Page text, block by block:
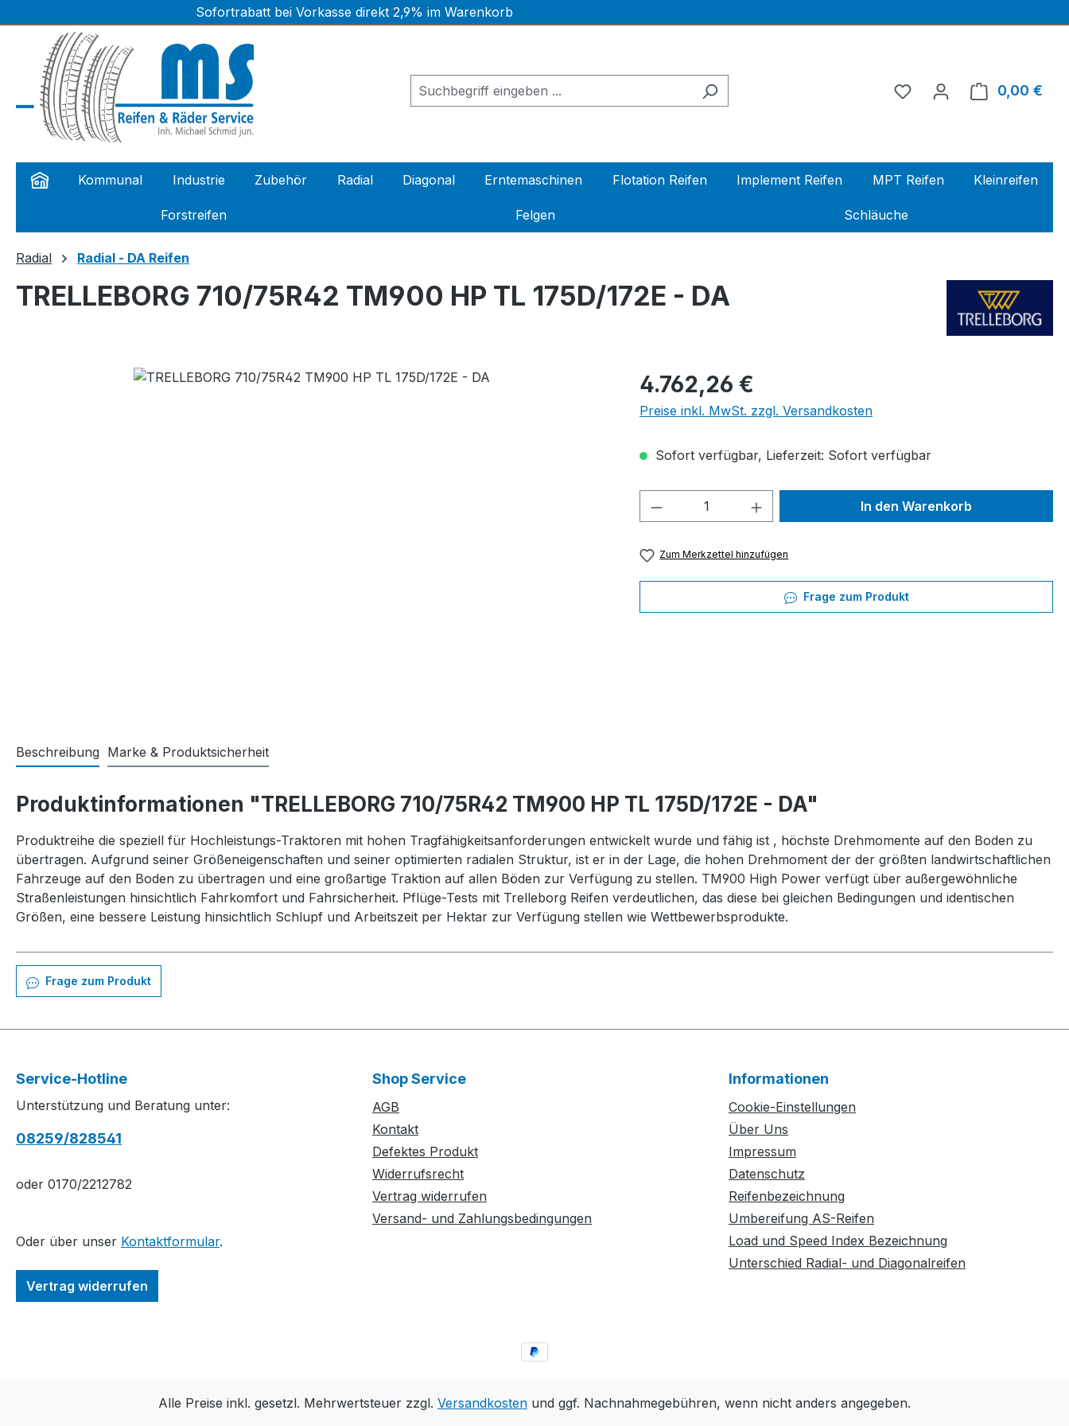
Zur Hauptnavigation springenSofortrabatt bei Vorkasse direkt 2,9% im Warenkorb
0,00 €
Kommunal Industrie Zubehör Radial Diagonal Erntemaschinen Flotation Reifen Implement Reifen MPT Reifen Kleinreifen
Forstreifen Felgen Schläuche
Radial Radial - DA Reifen
TRELLEBORG 710/75R42 TM900 HP TL 175D/172E - DA
Bildergalerie überspringen Regulärer Preis:
4.762,26 €
Preise inkl. MwSt. zzgl. Versandkosten
Sofort verfügbar, Lieferzeit: Sofort verfügbar
Produkt Anzahl: Gib den gewünschten Wert
In den Warenkorb
Zum Merkzettel hinzufügen
Frage zum Produkt
Beschreibung Marke & Produktsicherheit
Produktinformationen "TRELLEBORG 710/75R42 TM900 HP TL 175D/172E - DA"
Produktreihe die speziell für Hochleistungs-Traktoren mit hohen Tragfähigkeitsanforderungen entwickelt wurde und fähig ist , höchste Drehmomente auf den Boden zu
übertragen. Aufgrund seiner Größeneigenschaften und seiner optimierten radialen Struktur, ist er in der Lage, die hohen Drehmoment der der größten landwirtschaftlichen
Fahrzeuge auf den Boden zu übertragen und eine großartige Traktion auf allen Böden zur Verfügung zu stellen. TM900 High Power verfügt über außergewöhnliche
Straßenleistungen hinsichtlich Fahrkomfort und Fahrsicherheit. Pflüge-Tests mit Trelleborg Reifen verdeutlichen, das diese bei gleichen Bedingungen und identischen
Größen, eine bessere Leistung hinsichtlich Schlupf und Arbeitszeit per Hektar zur Verfügung stellen wie Wettbewerbsprodukte.
Frage zum Produkt
Service-Hotline
Unterstützung und Beratung unter:
08259/828541
oder 0170/2212782
Oder über unser Kontaktformular.
Vertrag widerrufen
Shop Service
AGB
Kontakt
Defektes Produkt
Widerrufsrecht
Vertrag widerrufen
Versand- und Zahlungsbedingungen
Informationen
Cookie-Einstellungen
Über Uns
Impressum
Datenschutz
Reifenbezeichnung
Umbereifung AS-Reifen
Load und Speed Index Bezeichnung
Unterschied Radial- und Diagonalreifen
Alle Preise inkl. gesetzl. Mehrwertsteuer zzgl. Versandkosten und ggf. Nachnahmegebühren, wenn nicht anders angegeben.